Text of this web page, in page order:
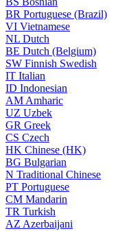
BR Portuguese (Brazil)
VI Vietnamese
NL Dutch
BE Dutch (Belgium)
SW Finnish Swedish
IT Italian
ID Indonesian
AM Amharic
UZ Uzbek
GR Greek
CS Czech
HK Chinese (HK)
BG Bulgarian
N Traditional Chinese
PT Portuguese
CM Mandarin
TR Turkish
AZ Azerbaijani